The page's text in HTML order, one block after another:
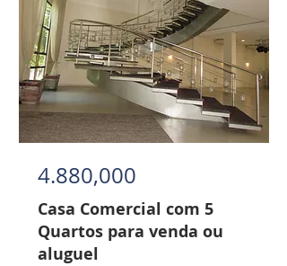
4.880,000
Casa Comercial com 5
Quartos para venda ou
aluguel